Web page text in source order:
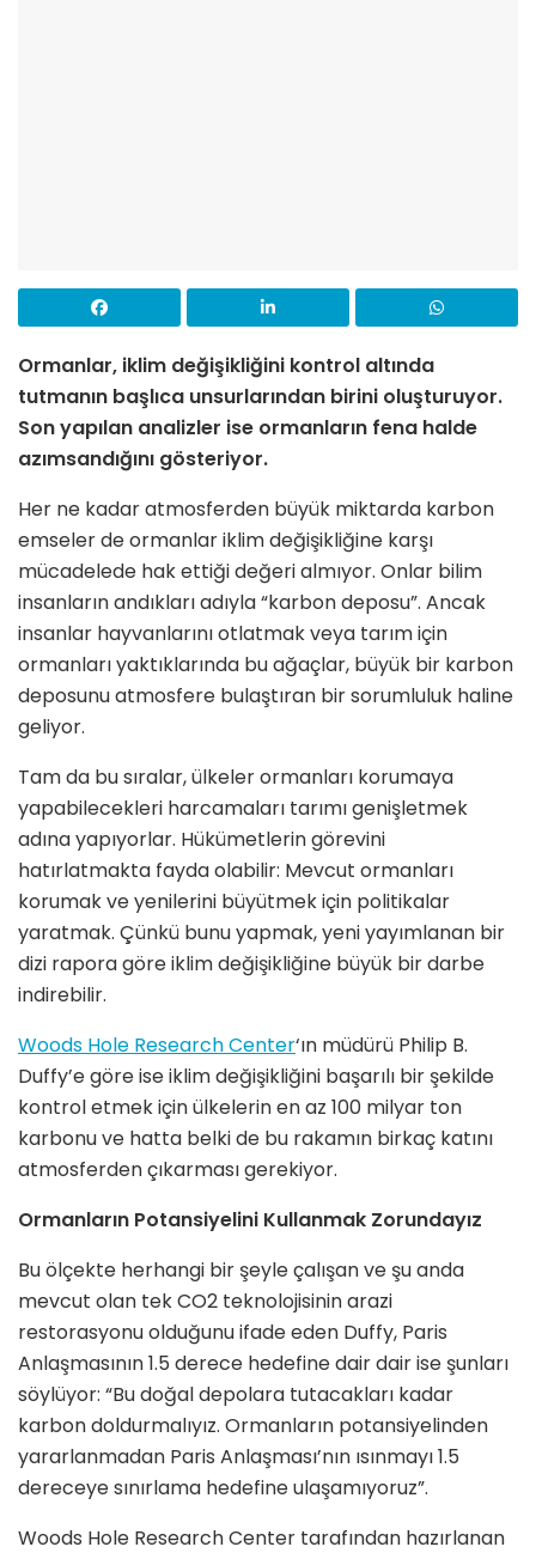
Ormanlar, iklim değişikliğini kontrol altında
tutmanın başlıca unsurlarından birini oluşturuyor.
Son yapılan analizler ise ormanların fena halde
azımsandığını gösteriyor.
Her ne kadar atmosferden büyük miktarda karbon
emseler de ormanlar iklim değişikliğine karşı
mücadelede hak ettiği değeri almıyor. Onlar bilim
insanların andıkları adıyla “karbon deposu”. Ancak
insanlar hayvanlarını otlatmak veya tarım için
ormanları yaktıklarında bu ağaçlar, büyük bir karbon
deposunu atmosfere bulaştıran bir sorumluluk haline
geliyor.
Tam da bu sıralar, ülkeler ormanları korumaya
yapabilecekleri harcamaları tarımı genişletmek
adına yapıyorlar. Hükümetlerin görevini
hatırlatmakta fayda olabilir: Mevcut ormanları
korumak ve yenilerini büyütmek için politikalar
yaratmak. Çünkü bunu yapmak, yeni yayımlanan bir
dizi rapora göre iklim değişikliğine büyük bir darbe
indirebilir.
Woods Hole Research Center‘ın müdürü Philip B.
Duffy’e göre ise iklim değişikliğini başarılı bir şekilde
kontrol etmek için ülkelerin en az 100 milyar ton
karbonu ve hatta belki de bu rakamın birkaç katını
atmosferden çıkarması gerekiyor.
Ormanların Potansiyelini Kullanmak Zorundayız
Bu ölçekte herhangi bir şeyle çalışan ve şu anda
mevcut olan tek CO2 teknolojisinin arazi
restorasyonu olduğunu ifade eden Duffy, Paris
Anlaşmasının 1.5 derece hedefine dair dair ise şunları
söylüyor: “Bu doğal depolara tutacakları kadar
karbon doldurmalıyız. Ormanların potansiyelinden
yararlanmadan Paris Anlaşması’nın ısınmayı 1.5
dereceye sınırlama hedefine ulaşamıyoruz”.
Woods Hole Research Center tarafından hazırlanan